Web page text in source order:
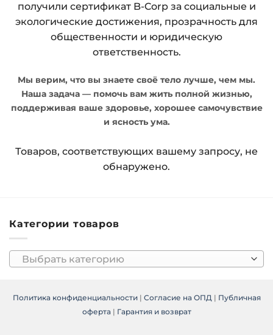
получили сертификат B-Corp за социальные и
экологические достижения, прозрачность для
общественности и юридическую
ответственность.
Мы верим, что вы знаете своё тело лучше, чем мы.
Наша задача — помочь вам жить полной жизнью,
поддерживая ваше здоровье, хорошее самочувствие
и ясность ума.
Товаров, соответствующих вашему запросу, не
обнаружено.
Категории товаров
Выбрать категорию
Политика конфиденциальности| Согласие на ОПД | Публичная
оферта | Гарантия и возврат